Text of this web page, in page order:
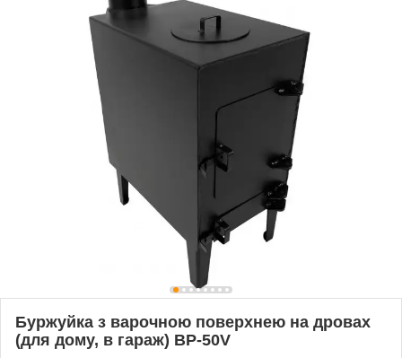
Буржуйка з варочною поверхнею на дровах
(для дому, в гараж) BP-50V